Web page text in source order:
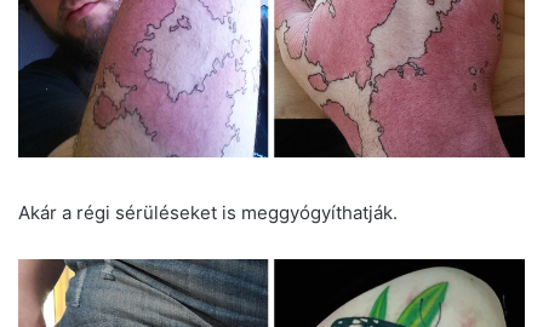
Akár a régi sérüléseket is meggyógyíthatják.